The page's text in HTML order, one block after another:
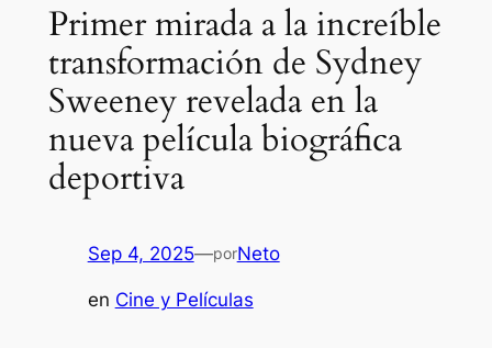
Primer mirada a la increíble
transformación de Sydney
Sweeney revelada en la
nueva película biográfica
deportiva
Sep 4, 2025—porNeto
en Cine y Películas